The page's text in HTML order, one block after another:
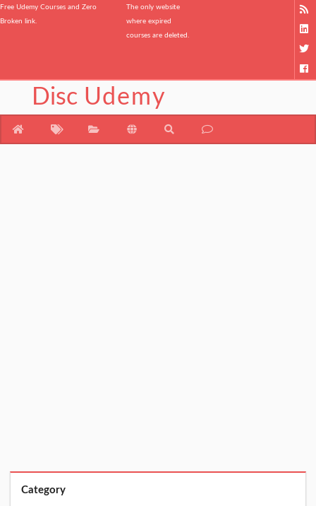
Free Udemy Courses and Zero
Broken link.
The only website
where expired
courses are deleted.
Disc Udemy
Category